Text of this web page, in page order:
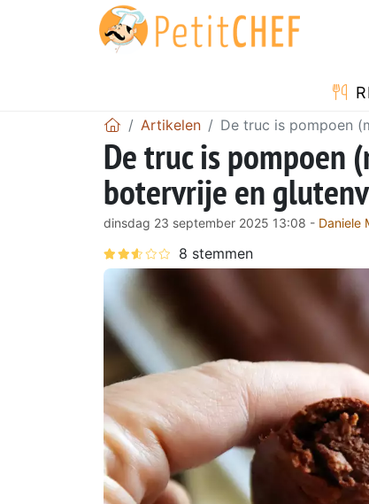
Artikelen De truc is pompoen
De truc is pompoen
botervrije en
dinsdag 23 september 2025 13:08 - Daniele